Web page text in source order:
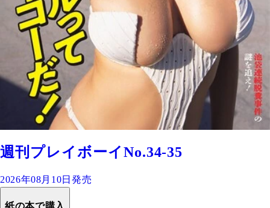
週刊プレイボーイNo.34-35
2026年08月10日発売